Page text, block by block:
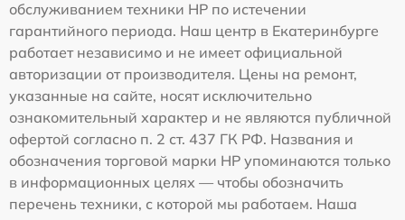
обслуживанием техники HP по истечении
гарантийного периода. Наш центр в Екатеринбурге
работает независимо и не имеет официальной
авторизации от производителя. Цены на ремонт,
указанные на сайте, носят исключительно
ознакомительный характер и не являются публичной
офертой согласно п. 2 ст. 437 ГК РФ. Названия и
обозначения торговой марки HP упоминаются только
в информационных целях — чтобы обозначить
перечень техники, с которой мы работаем. Наша